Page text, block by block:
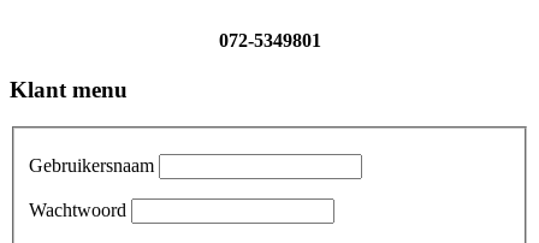
072-5349801
Klant menu
Gebruikersnaam
Wachtwoord